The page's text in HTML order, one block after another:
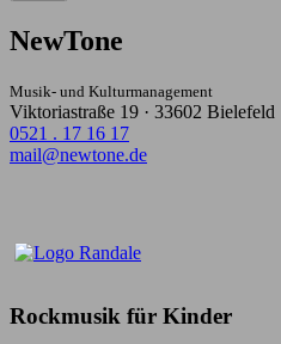
NewTone
Musik- und Kulturmanagement
Viktoriastraße 19 · 33602 Bielefeld
0521 . 17 16 17
mail@newtone.de
Rockmusik für Kinder